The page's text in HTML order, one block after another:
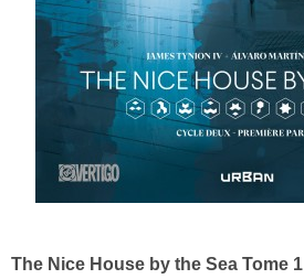
The Nice House by the Sea Tome 1